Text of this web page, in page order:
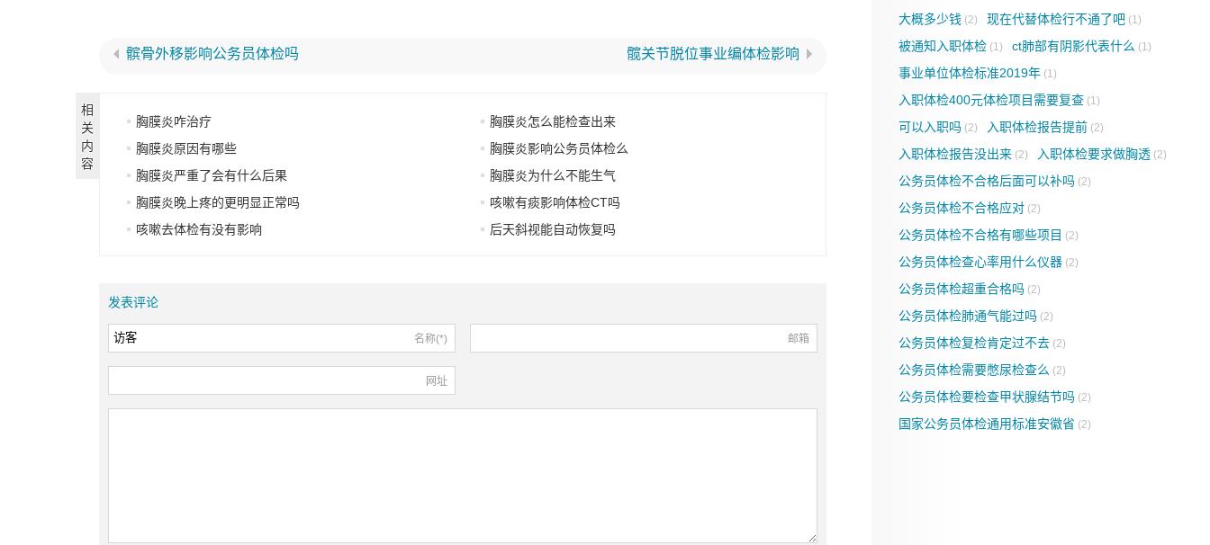
髌骨外移影响公务员体检吗 髋关节脱位事业编体检影响
相
关
内
容
胸膜炎咋治疗
胸膜炎怎么能检查出来
胸膜炎原因有哪些
胸膜炎影响公务员体检么
胸膜炎严重了会有什么后果
胸膜炎为什么不能生气
胸膜炎晚上疼的更明显正常吗
咳嗽有痰影响体检CT吗
咳嗽去体检有没有影响
后天斜视能自动恢复吗
发表评论
名称(*) 邮箱
网址
大概多少钱(2) 现在代替体检行不通了吧 (1)
被通知入职体检(1) ct肺部有阴影代表什么 (1)
事业单位体检标准2019年(1)
入职体检400元体检项目需要复查(1)
可以入职吗(2) 入职体检报告提前(2)
入职体检报告没出来(2) 入职体检要求做胸透(2)
公务员体检不合格后面可以补吗(2)
公务员体检不合格应对(2)
公务员体检不合格有哪些项目 (2)
公务员体检查心率用什么仪器(2)
公务员体检超重合格吗(2)
公务员体检肺通气能过吗(2)
公务员体检复检肯定过不去(2)
公务员体检需要憋尿检查么 (2)
公务员体检要检查甲状腺结节吗(2)
国家公务员体检通用标准安徽省 (2)